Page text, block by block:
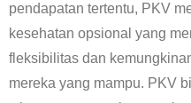
pendapatan tertentu, PKV
kesehatan opsional yang
fleksibilitas dan
mereka yang mampu. PKV